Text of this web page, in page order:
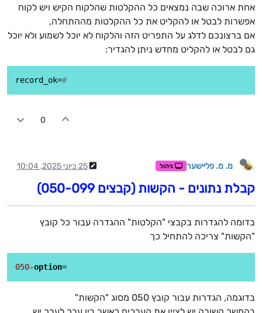
אחת ארוכה שבה נמצאים כל ההקלטות שהלקוח הקיש ויש לקוח
אפשרות לבטל או להקליט את כל ההקלטות מההתחלה,
אם ברצונכם לדלג על התפריט הזה והלקוח לא יוכל לשמוע ולא יוכל
גם לבטל או להקליט מחדש ניתן להגדיר:
record_ok=#
0
מ. מ. פליישער ניהול 25 ביוני 2025, 10:04
קבלת נתונים - הקשות (קבצים 050-099)
בדומה להגדרות בקבצי "הקלטות" ההגדרה עבור כל קובץ
"הקשות" צריכה להתחיל כך
050-option
בדוגמה, הגדרות עבור קובץ 050 מסוג "הקשות"